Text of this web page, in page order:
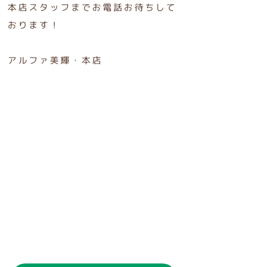
本店スタッフまでお電話お待ちして
おります！
アルファ美輝・本店